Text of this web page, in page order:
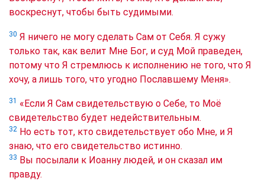
воскреснут, чтобы быть судимыми.
30 Я ничего не могу сделать Сам от Себя. Я сужу
только так, как велит Мне Бог, и суд Мой праведен,
потому что Я стремлюсь к исполнению не того, что Я
хочу, а лишь того, что угодно Пославшему Меня».
31 «Если Я Сам свидетельствую о Себе, то Моё
свидетельство будет недействительным.
32 Но есть тот, кто свидетельствует обо Мне, и Я
знаю, что его свидетельство истинно.
33 Вы посылали к Иоанну людей, и он сказал им
правду.